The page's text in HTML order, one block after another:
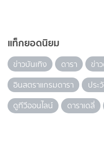
แท็กยอดนิยม
ข่าวบันเทิง ดารา ข่า
อินสตราแกรมดารา
ประ
ดูทีวีออนไลน์
ดาราเดลี่